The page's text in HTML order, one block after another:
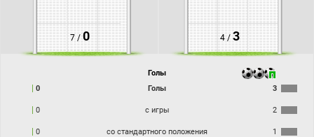
7 /0 4 /3
Голы
0
Голы 3
0 с игры 2
0 со стандартного положения 1